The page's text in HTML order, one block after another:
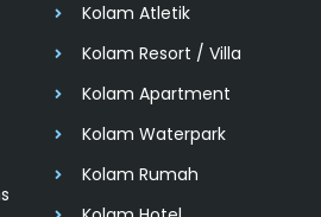
Kolam Atletik
Kolam Resort / Villa
Kolam Apartment
Kolam Waterpark
Kolam Rumah